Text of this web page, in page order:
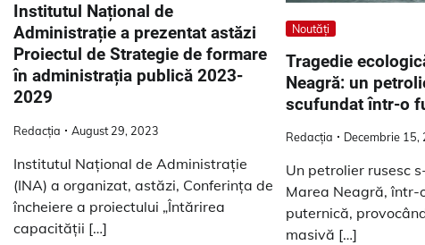
Institutul Național de
Administrație a prezentat astăzi
Proiectul de Strategie de formare
în administrația publică 2023-
2029
Redacția August 29, 2023
Institutul Național de Administrație
(INA) a organizat, astăzi, Conferința de
încheiere a proiectului „Întărirea
capacității […]
Noutăți
Tragedie
Neagră: un
scufundat într-o
Redacția Decembrie 15,
Un petrolier rusesc
Marea Neagră, într-
puternică,
masivă […]